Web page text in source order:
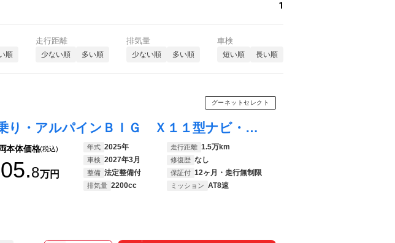
1
順
走行距離
少ない順 多い順
排気量
少ない順 多い順
車検
短い順 長い順
グーネットセレクト
デリカＤ：５ Ｐ ７名乗り・アルパインＢＩＧ Ｘ１１型ナビ・ＣＤ／ＤＶＤ・Ｂｌｕｅｔｏｏｔｈ・ＥＴＣ・ドラレコ・電動スライドドア・電動リヤゲート・運転席パワーシート・Ｅアシスト・ＬＥＤヘッドライト・純正１８インチＡＷ
本体価格(税込)
8万円
年式 2025年 走行距離 1.5万km
車検 2027年3月 修復歴 なし
整備 法定整備付 保証付 12ヶ月・走行無制限
排気量 2200cc ミッション AT8速